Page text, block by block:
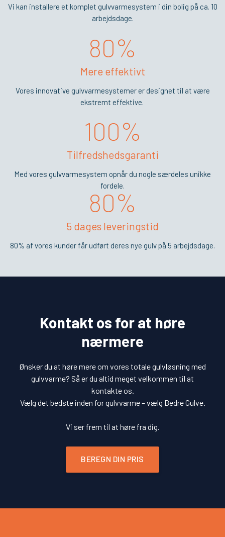
Vi kan installere et komplet gulvvarmesystem i din bolig på ca. 10
arbejdsdage.
80%
Mere effektivt
Vores innovative gulvvarmesystemer er designet til at være
ekstremt effektive.
100%
Tilfredshedsgaranti
Med vores gulvvarmesystem opnår du nogle særdeles unikke
fordele.
80%
5 dages leveringstid
80% af vores kunder får udført deres nye gulv på 5 arbejdsdage.
Kontakt os for at høre
nærmere
Ønsker du at høre mere om vores totale gulvløsning med
gulvvarme? Så er du altid meget velkommen til at
kontakte os.
​Vælg det bedste inden for gulvvarme – vælg Bedre Gulve.
Vi ser frem til at høre fra dig.
BEREGN DIN PRIS